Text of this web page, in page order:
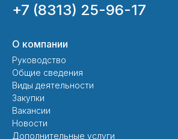
+7 (8313) 25-96-17
О компании
Руководство
Общие сведения
Виды деятельности
Закупки
Вакансии
Новости
Дополнительные услуги